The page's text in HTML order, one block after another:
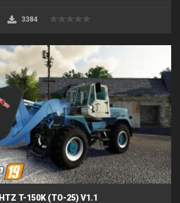
3384
HTZ T-150K (TO-25) V1.1